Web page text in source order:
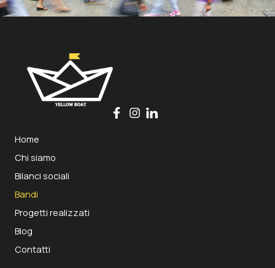
Home
Chi siamo
Bilanci sociali
Bandi
Progetti realizzati
Blog
Contatti